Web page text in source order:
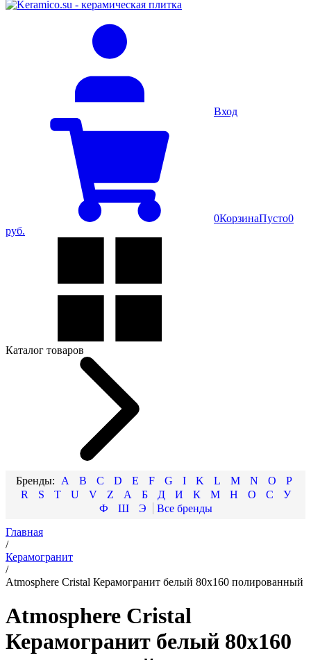
Вход
0КорзинаПусто0
руб.
Каталог товаров
A B C D E F G I K L M N O
P
R
S T U V Z А Б Д И К М Н О С
У
Ф
Ш
Э
Главная
/
Керамогранит
/
Atmosphere Cristal Керамогранит белый 80х160 полированный
Atmosphere Cristal
Керамогранит белый 80х160